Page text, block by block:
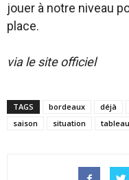
jouer à notre niveau
place.
via le site officiel
TAGS bordeaux déjà
saison
situation tableau